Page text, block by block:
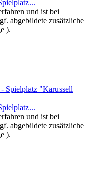
und ist bei
abgebildete zusätzliche
).
und ist bei
abgebildete zusätzliche
).